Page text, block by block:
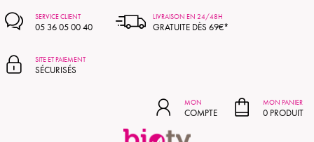
SERVICE CLIENT
05 36 05 00 40
LIVRAISON EN 24/48H
GRATUITE DÈS 69€*
SITE ET PAIEMENT
SÉCURISÉS
MON
COMPTE
MON PANIER
0 PRODUIT
MON PANIER